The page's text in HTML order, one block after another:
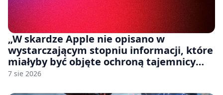
„W skardze Apple nie opisano w
wystarczającym stopniu informacji, które
miałyby być objęte ochroną tajemnicy
handlowej”. OpenAI żąda odrzucenia
7 sie 2026